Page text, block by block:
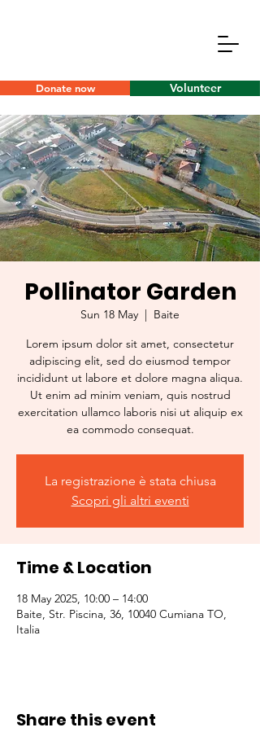
Volunteer
Donate now
Pollinator Garden
Sun 18 May
  |
Baite
Lorem ipsum dolor sit amet, consectetur
adipiscing elit, sed do eiusmod tempor
incididunt ut labore et dolore magna aliqua.
Ut enim ad minim veniam, quis nostrud
exercitation ullamco laboris nisi ut aliquip ex
ea commodo consequat.
La registrazione è stata chiusa
Scopri gli altri eventi
Time & Location
18 May 2025, 10:00 – 14:00
Baite, Str. Piscina, 36, 10040 Cumiana TO,
Italia
Share this event